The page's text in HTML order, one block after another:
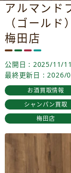
アルマンド
（ゴールド
梅田店
公開日 : 2025/11/11
最終更新日 : 2026/
お酒買取情報
シャンパン買取
梅田店